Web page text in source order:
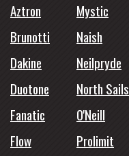
Aztron
Mystic
Brunotti
Naish
Dakine
Neilpryde
Duotone
North Sails
Fanatic
O'Neill
Flow
Prolimit